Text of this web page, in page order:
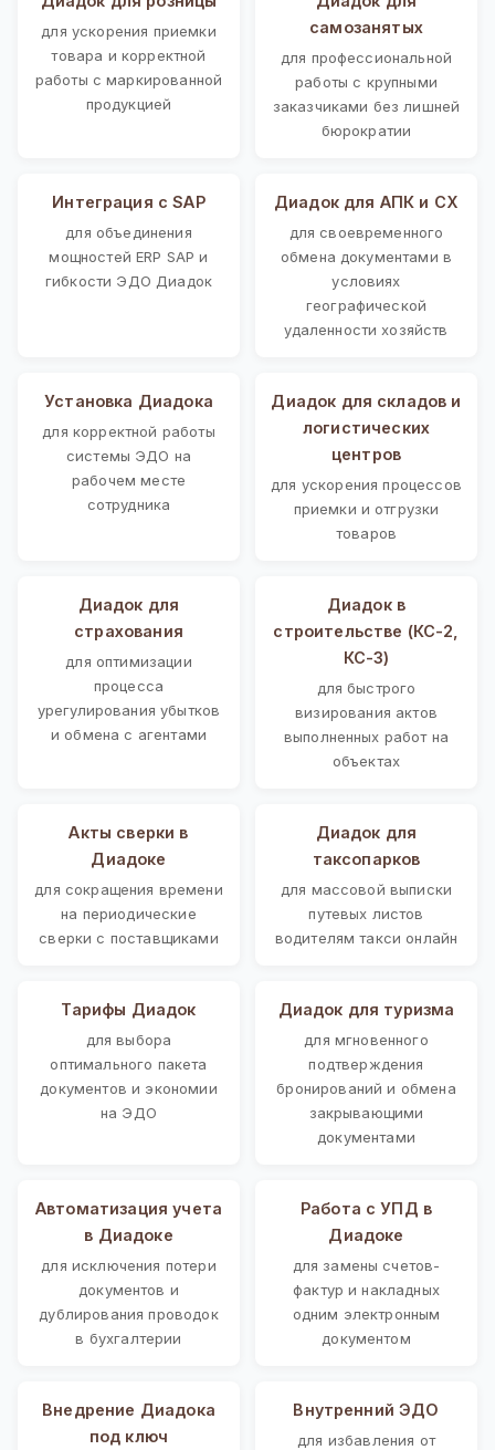
для ускорения приемки
товара и корректной
работы с маркированной
продукцией
самозанятых
для профессиональной
работы с крупными
заказчиками без лишней
бюрократии
Интеграция с SAP
для объединения
мощностей ERP SAP и
гибкости ЭДО Диадок
Диадок для АПК и СХ
для своевременного
обмена документами в
условиях
географической
удаленности хозяйств
Установка Диадока
для корректной работы
системы ЭДО на
рабочем месте
сотрудника
Диадок для складов и
логистических
центров
для ускорения процессов
приемки и отгрузки
товаров
Диадок для
страхования
для оптимизации
процесса
урегулирования убытков
и обмена с агентами
Диадок в
строительстве (КС-2,
КС-3)
для быстрого
визирования актов
выполненных работ на
объектах
Акты сверки в
Диадоке
для сокращения времени
на периодические
сверки с поставщиками
Диадок для
таксопарков
для массовой выписки
путевых листов
водителям такси онлайн
Тарифы Диадок
для выбора
оптимального пакета
документов и экономии
на ЭДО
Диадок для туризма
для мгновенного
подтверждения
бронирований и обмена
закрывающими
документами
Автоматизация учета
в Диадоке
для исключения потери
документов и
дублирования проводок
в бухгалтерии
Работа с УПД в
Диадоке
для замены счетов-
фактур и накладных
одним электронным
документом
Внедрение Диадока
под ключ
Внутренний ЭДО
для избавления от